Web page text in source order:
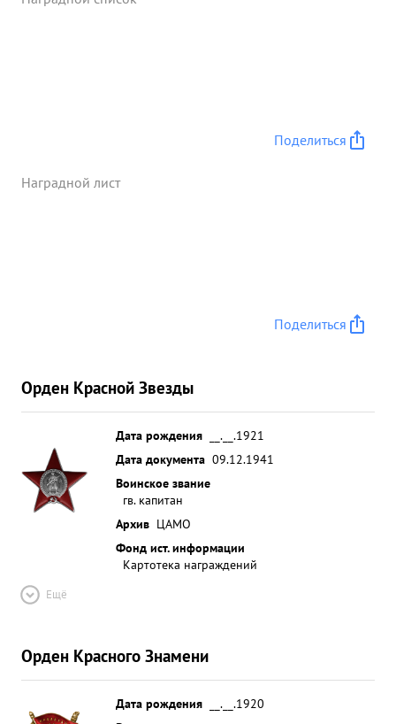
Поделиться
Наградной лист
Поделиться
Орден Красной Звезды
Дата рождения
__.__.1921
Дата документа 09.12.1941
Воинское звание
гв. капитан
Архив ЦАМО
Фонд ист. информации
Картотека награждений
Ещё
Орден Красного Знамени
Дата рождения
__.__.1920